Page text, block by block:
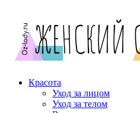
Красота
Уход за лицом
Уход за телом